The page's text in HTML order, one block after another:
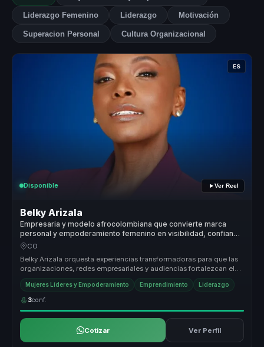
Liderazgo Femenino Liderazgo Motivación
Superacion Personal Cultura Organizacional
ES
Disponible Ver Reel
Belky Arizala
Empresaria y modelo afrocolombiana que convierte marca
personal y empoderamiento femenino en visibilidad, confianza
y acción para mujeres líderes.
CO
Belky Arizala orquesta experiencias transformadoras para que las
organizaciones, redes empresariales y audiencias fortalezcan el
liderazg...
Mujeres Líderes y Empoderamiento Emprendimiento Liderazgo
3conf.
Cotizar Ver Perfil